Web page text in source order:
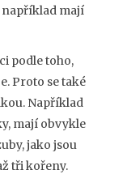
například mají
podle toho,
Proto se také
Například
mají obvykle
jako jsou
tři kořeny.